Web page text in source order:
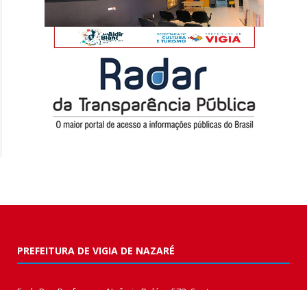
PREFEITURA DE VIGIA DE NAZARÉ